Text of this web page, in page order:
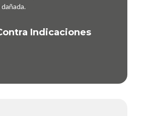
Indicaciones